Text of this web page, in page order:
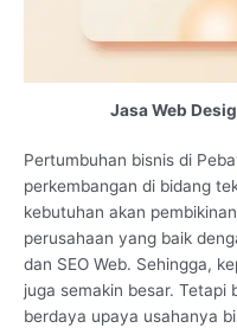
Jasa Web
Pertumbuhan bisnis di
perkembangan di bidang
kebutuhan akan
perusahaan yang baik
dan SEO Web. Sehingga,
juga semakin besar. Tetapi
berdaya upaya usahanya